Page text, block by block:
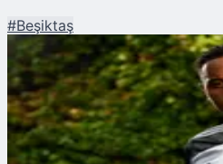
#Beşiktaş
Şu An Okunan
Beşiktaş'a Premier Lig'den Tecrübeli